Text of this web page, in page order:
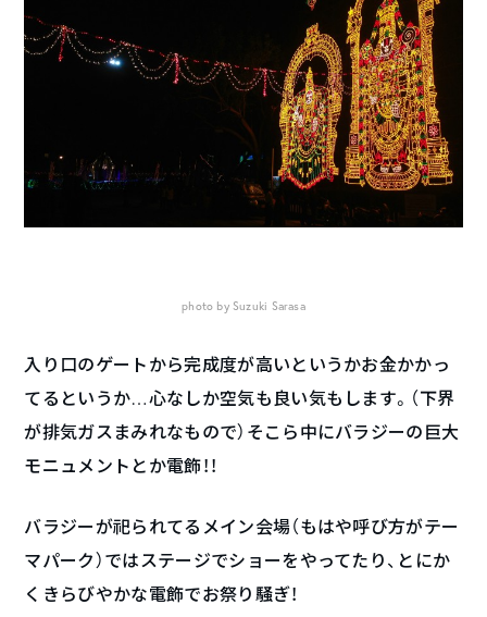
photo by Suzuki Sarasa
入り口のゲートから完成度が高いというかお金かかっ
てるというか…心なしか空気も良い気もします。（下界
が排気ガスまみれなもので）そこら中にバラジーの巨大
モニュメントとか電飾！！
バラジーが祀られてるメイン会場（もはや呼び方がテー
マパーク）ではステージでショーをやってたり、とにか
くきらびやかな電飾でお祭り騒ぎ！